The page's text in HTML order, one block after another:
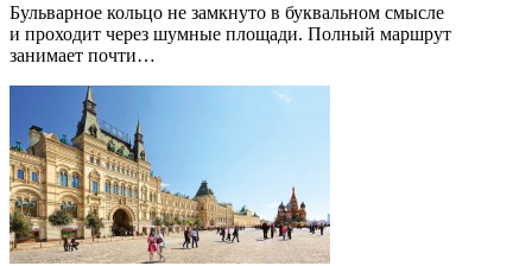
Бульварное кольцо не замкнуто в буквальном смысле
и проходит через шумные площади. Полный маршрут
занимает почти…